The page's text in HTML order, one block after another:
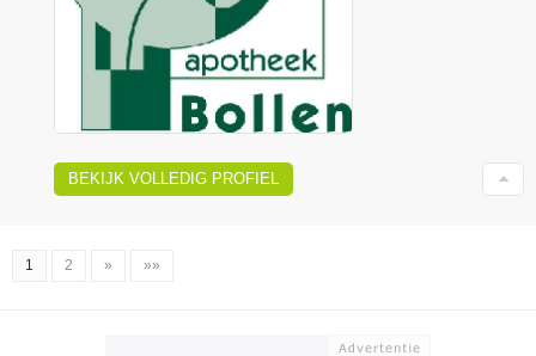
BEKIJK VOLLEDIG PROFIEL
1 2 » »»